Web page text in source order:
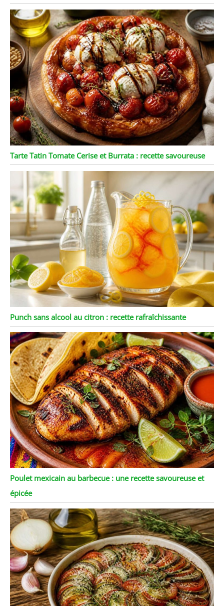
Tarte Tatin Tomate Cerise et Burrata : recette savoureuse
Punch sans alcool au citron : recette rafraîchissante
Poulet mexicain au barbecue : une recette savoureuse et
épicée